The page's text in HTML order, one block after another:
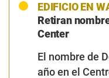
EDIFICIO EN
Retiran
Center
El nombre de
año en el